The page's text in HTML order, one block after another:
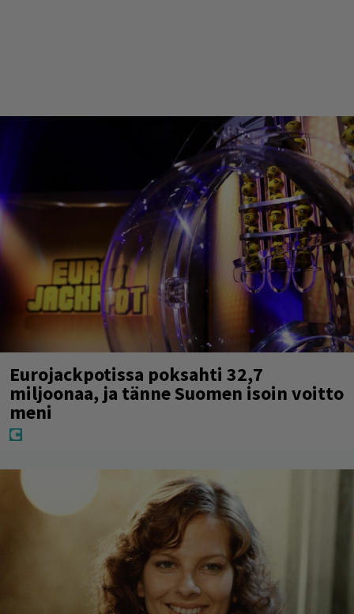
Eurojackpotissa poksahti 32,7
miljoonaa, ja tänne Suomen isoin voitto
meni